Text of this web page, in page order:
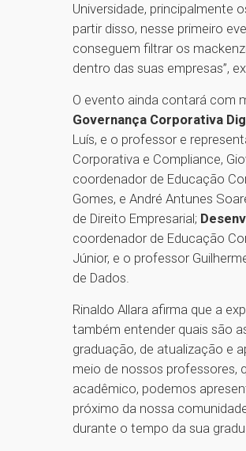
Universidade, principalmente
partir disso, nesse primeiro
conseguem filtrar os
dentro das suas empresas”,
O evento ainda contará com
Governança Corporativa
Luís, e o professor e
Corporativa e Compliance,
coordenador de Educação
Gomes, e André Antunes
de Direito Empresarial;
coordenador de Educação
Júnior, e o professor
de Dados.
Rinaldo Allara afirma que a
também entender quais são
graduação, de atualização e
meio de nossos professores,
acadêmico, podemos
próximo da nossa
durante o tempo da sua